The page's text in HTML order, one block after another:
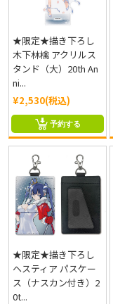
★限定★描き下ろし
木下林檎 アクリルス
タンド（大）20th An
ni...
¥2,530(税込)
予約する
★限定★描き下ろし
ヘスティア パスケー
ス（ナスカン付き）2
0t...